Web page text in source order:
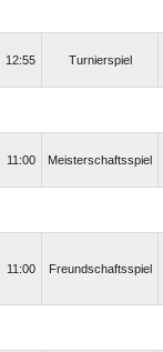
12:55 Turnierspiel
11:00 Meisterschaftsspiel
11:00 Freundschaftsspiel